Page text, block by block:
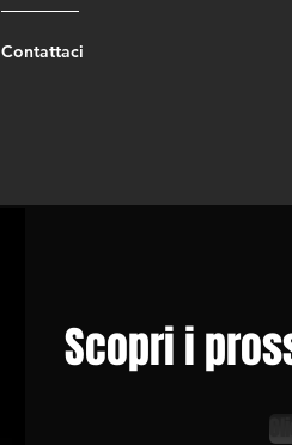
Contattaci
Scopri i